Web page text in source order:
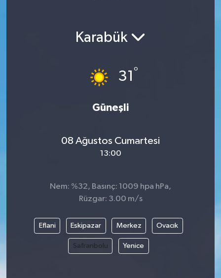
Karabük
31°
Güneşli
08 Ağustos Cumartesi
13:00
Nem: %32, Basınç: 1009 hpa hPa,
Rüzgar: 3.00 m/s
Eflani Eskipazar Merkez Ovacık
Safranbolu Yenice